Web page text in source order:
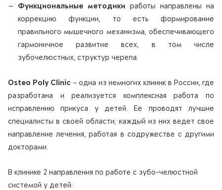
Функциональные методики работы направлены на
коррекцию функции, то есть формирование
правильного мышечного механизма, обеспечивающего
гармоничное развитие всех, в том числе
зубочелюстных, структур черепа.
Osteo Poly Clinic – одна из немногих клиник в России, где
разработана и реализуется комплексная работа по
исправлению прикуса у детей. Ее проводят лучшие
специалисты в своей области; каждый из них ведет свое
направление лечения, работая в содружестве с другими
докторами.
В клинике 2 направления по работе с зубо-челюстной
системой у детей: